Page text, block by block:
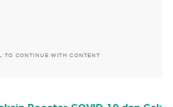
TO CONTINUE WITH CONTENT